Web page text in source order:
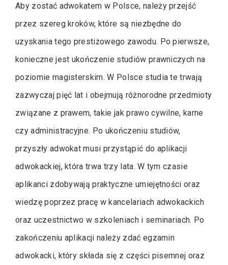
Aby zostać adwokatem w Polsce, należy przejść
przez szereg kroków, które są niezbędne do
uzyskania tego prestiżowego zawodu. Po pierwsze,
konieczne jest ukończenie studiów prawniczych na
poziomie magisterskim. W Polsce studia te trwają
zazwyczaj pięć lat i obejmują różnorodne przedmioty
związane z prawem, takie jak prawo cywilne, karne
czy administracyjne. Po ukończeniu studiów,
przyszły adwokat musi przystąpić do aplikacji
adwokackiej, która trwa trzy lata. W tym czasie
aplikanci zdobywają praktyczne umiejętności oraz
wiedzę poprzez pracę w kancelariach adwokackich
oraz uczestnictwo w szkoleniach i seminariach. Po
zakończeniu aplikacji należy zdać egzamin
adwokacki, który składa się z części pisemnej oraz